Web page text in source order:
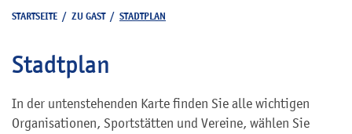
STARTSEITE / ZU GAST/ STADTPLAN
Stadtplan
In der untenstehenden Karte finden Sie alle wichtigen
Organisationen, Sportstätten und Vereine, wählen Sie